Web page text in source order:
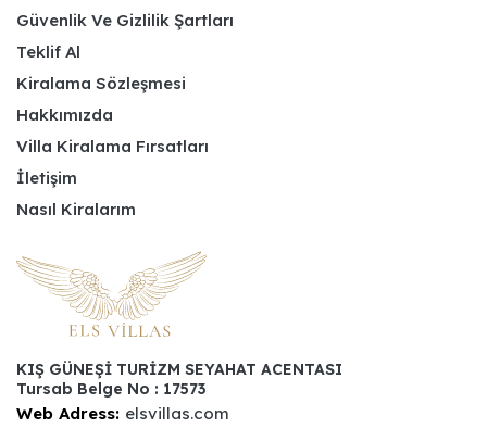
Güvenlik Ve Gizlilik Şartları
Teklif Al
Kiralama Sözleşmesi
Hakkımızda
Villa Kiralama Fırsatları
İletişim
Nasıl Kiralarım
KIŞ GÜNEŞİ TURİZM SEYAHAT ACENTASI
Tursab Belge No : 17573
Web Adress: elsvillas.com